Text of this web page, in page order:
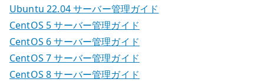
Ubuntu 22.04 サーバー管理ガイド
CentOS 5 サーバー管理ガイド
CentOS 6 サーバー管理ガイド
CentOS 7 サーバー管理ガイド
CentOS 8 サーバー管理ガイド